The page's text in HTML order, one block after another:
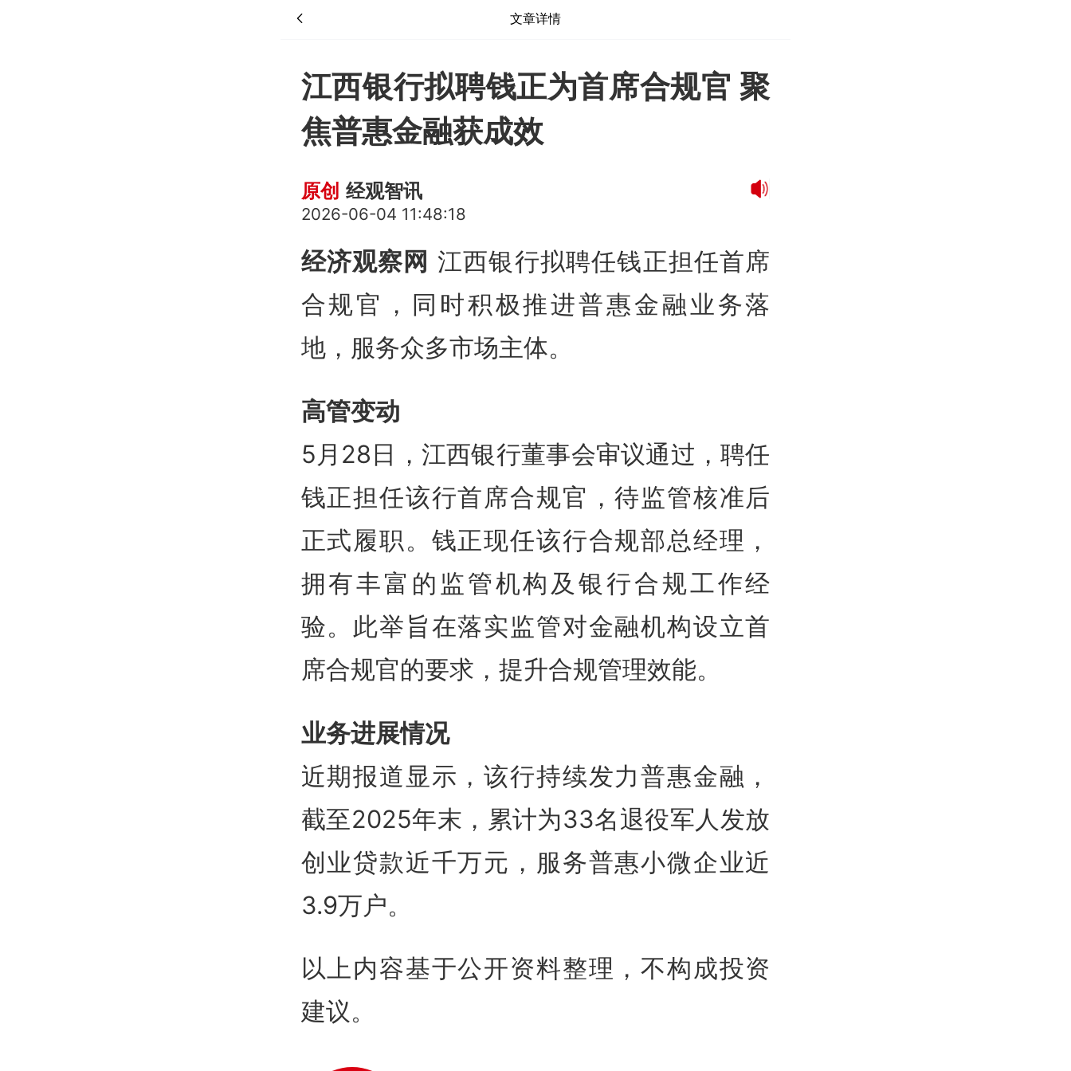
文章详情
江西银行拟聘钱正为首席合规官 聚
焦普惠金融获成效
原创 经观智讯
2026-06-04 11:48:18
经济观察网 江西银行拟聘任钱正担任首席
合规官，同时积极推进普惠金融业务落
地，服务众多市场主体。
高管变动
5月28日，江西银行董事会审议通过，聘任
钱正担任该行首席合规官，待监管核准后
正式履职。钱正现任该行合规部总经理，
拥有丰富的监管机构及银行合规工作经
验。此举旨在落实监管对金融机构设立首
席合规官的要求，提升合规管理效能。
业务进展情况
近期报道显示，该行持续发力普惠金融，
截至2025年末，累计为33名退役军人发放
创业贷款近千万元，服务普惠小微企业近
3.9万户。
以上内容基于公开资料整理，不构成投资
建议。